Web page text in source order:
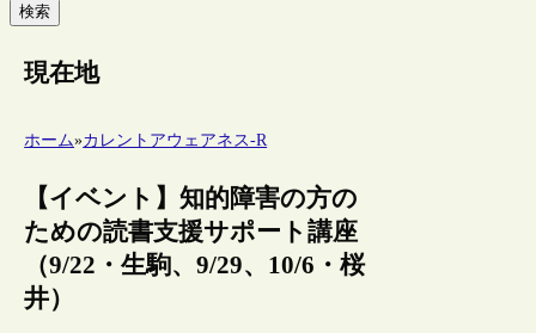
検索
現在地
ホーム»カレントアウェアネス-R
【イベント】知的障害の方の
ための読書支援サポート講座
（9/22・生駒、9/29、10/6・桜
井）